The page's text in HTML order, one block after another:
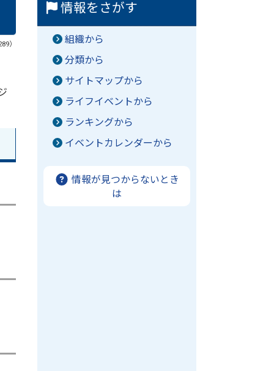
）
情報をさがす
組織から
分類から
サイトマップから
ライフイベントから
ランキングから
イベントカレンダーから
情報が見つからないとき
は